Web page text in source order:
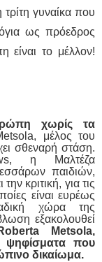
γυναίκα που
ως πρόεδρος
το μέλλον!
χωρίς τα
μέλος του
σθεναρή στάση.
η Μαλτέζα
παιδιών,
κριτική, για τις
είναι ευρέως
χώρα της
εξακολουθεί
Metsola,
ψηφίσματα που
δικαίωμα.